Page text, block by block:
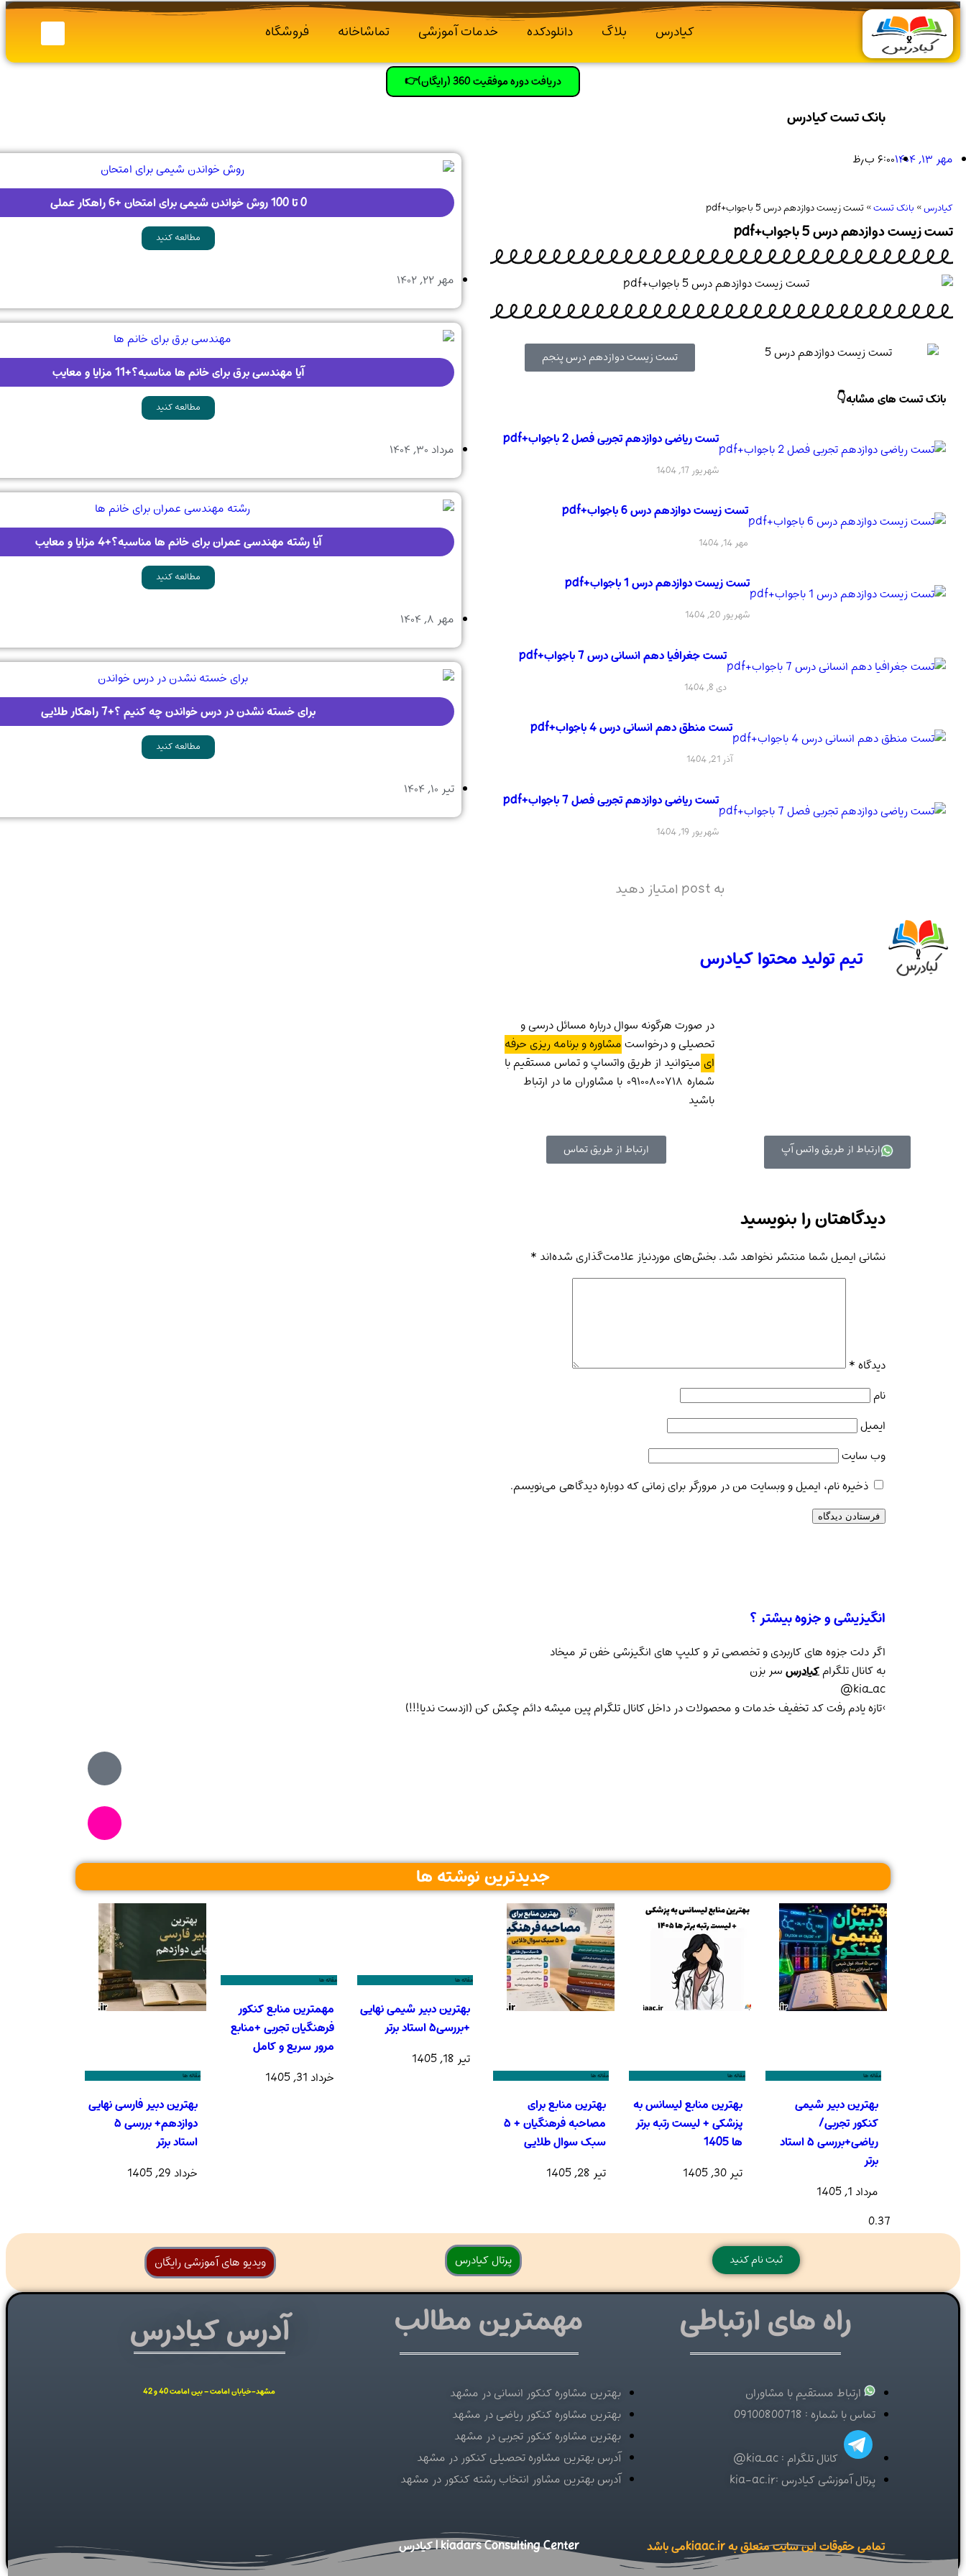
کیادرس بلاگ دانلودکده خدمات آموزشی تماشاخانه فروشگاه
دریافت دوره موفقیت 360 (رایگان)👉
بانک تست کیادرس
مهر ۱۳, ۱۴۰۴ ۶:۰۰ ب٫ظ
کیادرس» بانک تست»تست زیست دوازدهم درس 5 باجواب+pdf
تست زیست دوازدهم درس 5 باجواب+pdf
تست زیست دوازدهم درس پنجم
بانک تست های مشابه👇
تست ریاضی دوازدهم تجربی فصل 2 باجواب+pdf
شهریور 17, 1404
تست زیست دوازدهم درس 6 باجواب+pdf
مهر 14, 1404
تست زیست دوازدهم درس 1 باجواب+pdf
شهریور 20, 1404
تست جغرافیا دهم انسانی درس 7 باجواب+pdf
دی 8, 1404
تست منطق دهم انسانی درس 4 باجواب+pdf
آذر 21, 1404
تست ریاضی دوازدهم تجربی فصل 7 باجواب+pdf
شهریور 19, 1404
به post امتیاز دهید
تیم تولید محتوا کیادرس
در صورت هرگونه سوال درباره مسائل درسی و
تحصیلی و درخواستمشاوره و برنامه ریزی حرفه
ای میتوانید از طریق واتساپ و تماس مستقیم با
شماره ۰۹۱۰۰۸۰۰۷۱۸ با مشاوران ما در ارتباط
باشید
ارتباط از طریق واتس آپ ارتباط از طریق تماس
0 تا 100 روش خواندن شیمی برای امتحان +6 راهکار عملی
مطالعه کنید
مهر ۲۲, ۱۴۰۲
آیا مهندسی برق برای خانم ها مناسبه؟+11 مزایا و معایب
مطالعه کنید
مرداد ۳۰, ۱۴۰۴
آیا رشته مهندسی عمران برای خانم ها مناسبه؟+4 مزایا و معایب
مطالعه کنید
مهر ۸, ۱۴۰۴
برای خسته نشدن در درس خواندن چه کنیم ؟+7 راهکار طلایی
مطالعه کنید
تیر ۱۰, ۱۴۰۴
دیدگاهتان را بنویسید
نشانی ایمیل شما منتشر نخواهد شد.بخش‌های موردنیاز علامت‌گذاری شده‌اند *
دیدگاه*
نام
ایمیل
وب‌ سایت
ذخیره نام، ایمیل و وبسایت من در مرورگر برای زمانی که دوباره دیدگاهی می‌نویسم.
انگیزیشی و جزوه بیشتر ؟
اگر دلت جزوه های کاربردی و تخصصی تر و کلیپ های انگیزشی خفن تر میخاد
به کانال تلگرامکیادرسسر بزن
kia_ac@
>تازه یادم رفت کد تخفیف خدمات و محصولات در داخل کانال تلگرام پین میشه دائم چکش کن (ازدست ندیا!!!)
جدیدترین نوشته ها
مقاله ها
بهترین دبیر شیمی
کنکور تجربی/
ریاضی+بررسی ۵ استاد
برتر
مرداد 1, 1405
مقاله ها
بهترین منابع لیسانس به
پزشکی + لیست رتبه برتر
ها 1405
تیر 30, 1405
مقاله ها
بهترین منابع برای
مصاحبه فرهنگیان + ۵
سبک سوال طلایی
تیر 28, 1405
مقاله ها
بهترین دبیر شیمی نهایی
+بررسی۵ استاد برتر
تیر 18, 1405
مقاله ها
مهمترین منابع کنکور
فرهنگیان تجربی +منابع
مرور سریع و کامل
خرداد 31, 1405
مقاله ها
بهترین دبیر فارسی نهایی
دوازدهم+ بررسی ۵
استاد برتر
خرداد 29, 1405
ثبت نام کنید پرتال کیادرس ویدیو های آموزشی رایگان
راه های ارتباطی
ارتباط مستقیم با مشاوران
تماس با شماره : 09100800718
کانال تلگرام : kia_ac@
پرتال آموزشی کیادرس :kia-ac.ir
تمامی حقوقات این سایت متعلق به kiaac.irمی باشد
مهمترین مطالب
بهترین مشاوره کنکور انسانی در مشهد
بهترین مشاوره کنکور ریاضی در مشهد
بهترین مشاوره کنکور تجربی در مشهد
آدرس بهترین مشاوره تحصیلی کنکور در مشهد
آدرس بهترین مشاور انتخاب رشته کنکور در مشهد
kiadars Consulting Center | کیادرس
آدرس کیادرس
مشهد-خیابان امامت – بین امامت 40 و 42